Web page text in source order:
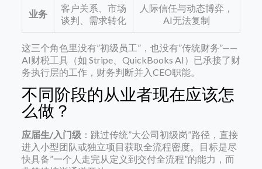
业务
客户关系、市场
谈判、需求转化
人际信任与动态博弈，
AI无法复制
这三个角色里没有”初级员工”，也没有”传统财务”——
AI财税工具（如 Stripe、QuickBooks AI）已承接了财
务执行层的工作，财务判断并入CEO职能。
不同阶段的从业者现在应该怎
么做？
应届生/入门级：跳过传统”大公司初级岗”路径，直接
进入小型团队或独立项目获取全流程密度。目标是尽
快具备”一个人走完从定义到交付全流程”的能力，而